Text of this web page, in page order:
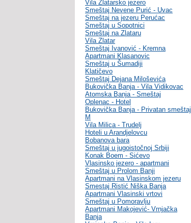
Vila Zlatarsko jezero
Smeštaj Nevene Purić - Uvac
Smeštaj na jezeru Perućac
Smeštaj u Sopotnici
Smeštaj na Zlataru
Vila Zlatar
Smeštaj Ivanović - Kremna
Apartmani Klasanovic
Smeštaj u Šumadiji
Klatičevo
Smeštaj Dejana Miloševića
Bukovička Banja - Vila Vidikovac
Atomska Banja - Smeštaj
Oplenac - Hotel
Bukovička Banja - Privatan smeštaj
M
Vila Milica - Trudelj
Hoteli u Arandjelovcu
Bobanova bara
Smeštaj u jugoistočnoj Srbiji
Konak Boem - Sićevo
Vlasinsko jezero - apartmani
Smeštaj u Prolom Banji
Apartmani na Vlasinskom jezeru
Smestaj Ristić Niška Banja
Apartmani Vlasinski vrtovi
Smeštaj u Pomoravlju
Apartmani Makojević- Vrnjačka
Banja